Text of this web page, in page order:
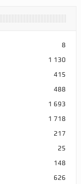
8
1 130
415
488
1 693
1 718
217
25
148
626